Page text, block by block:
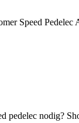
Speed Pedelec
pedelec nodig?